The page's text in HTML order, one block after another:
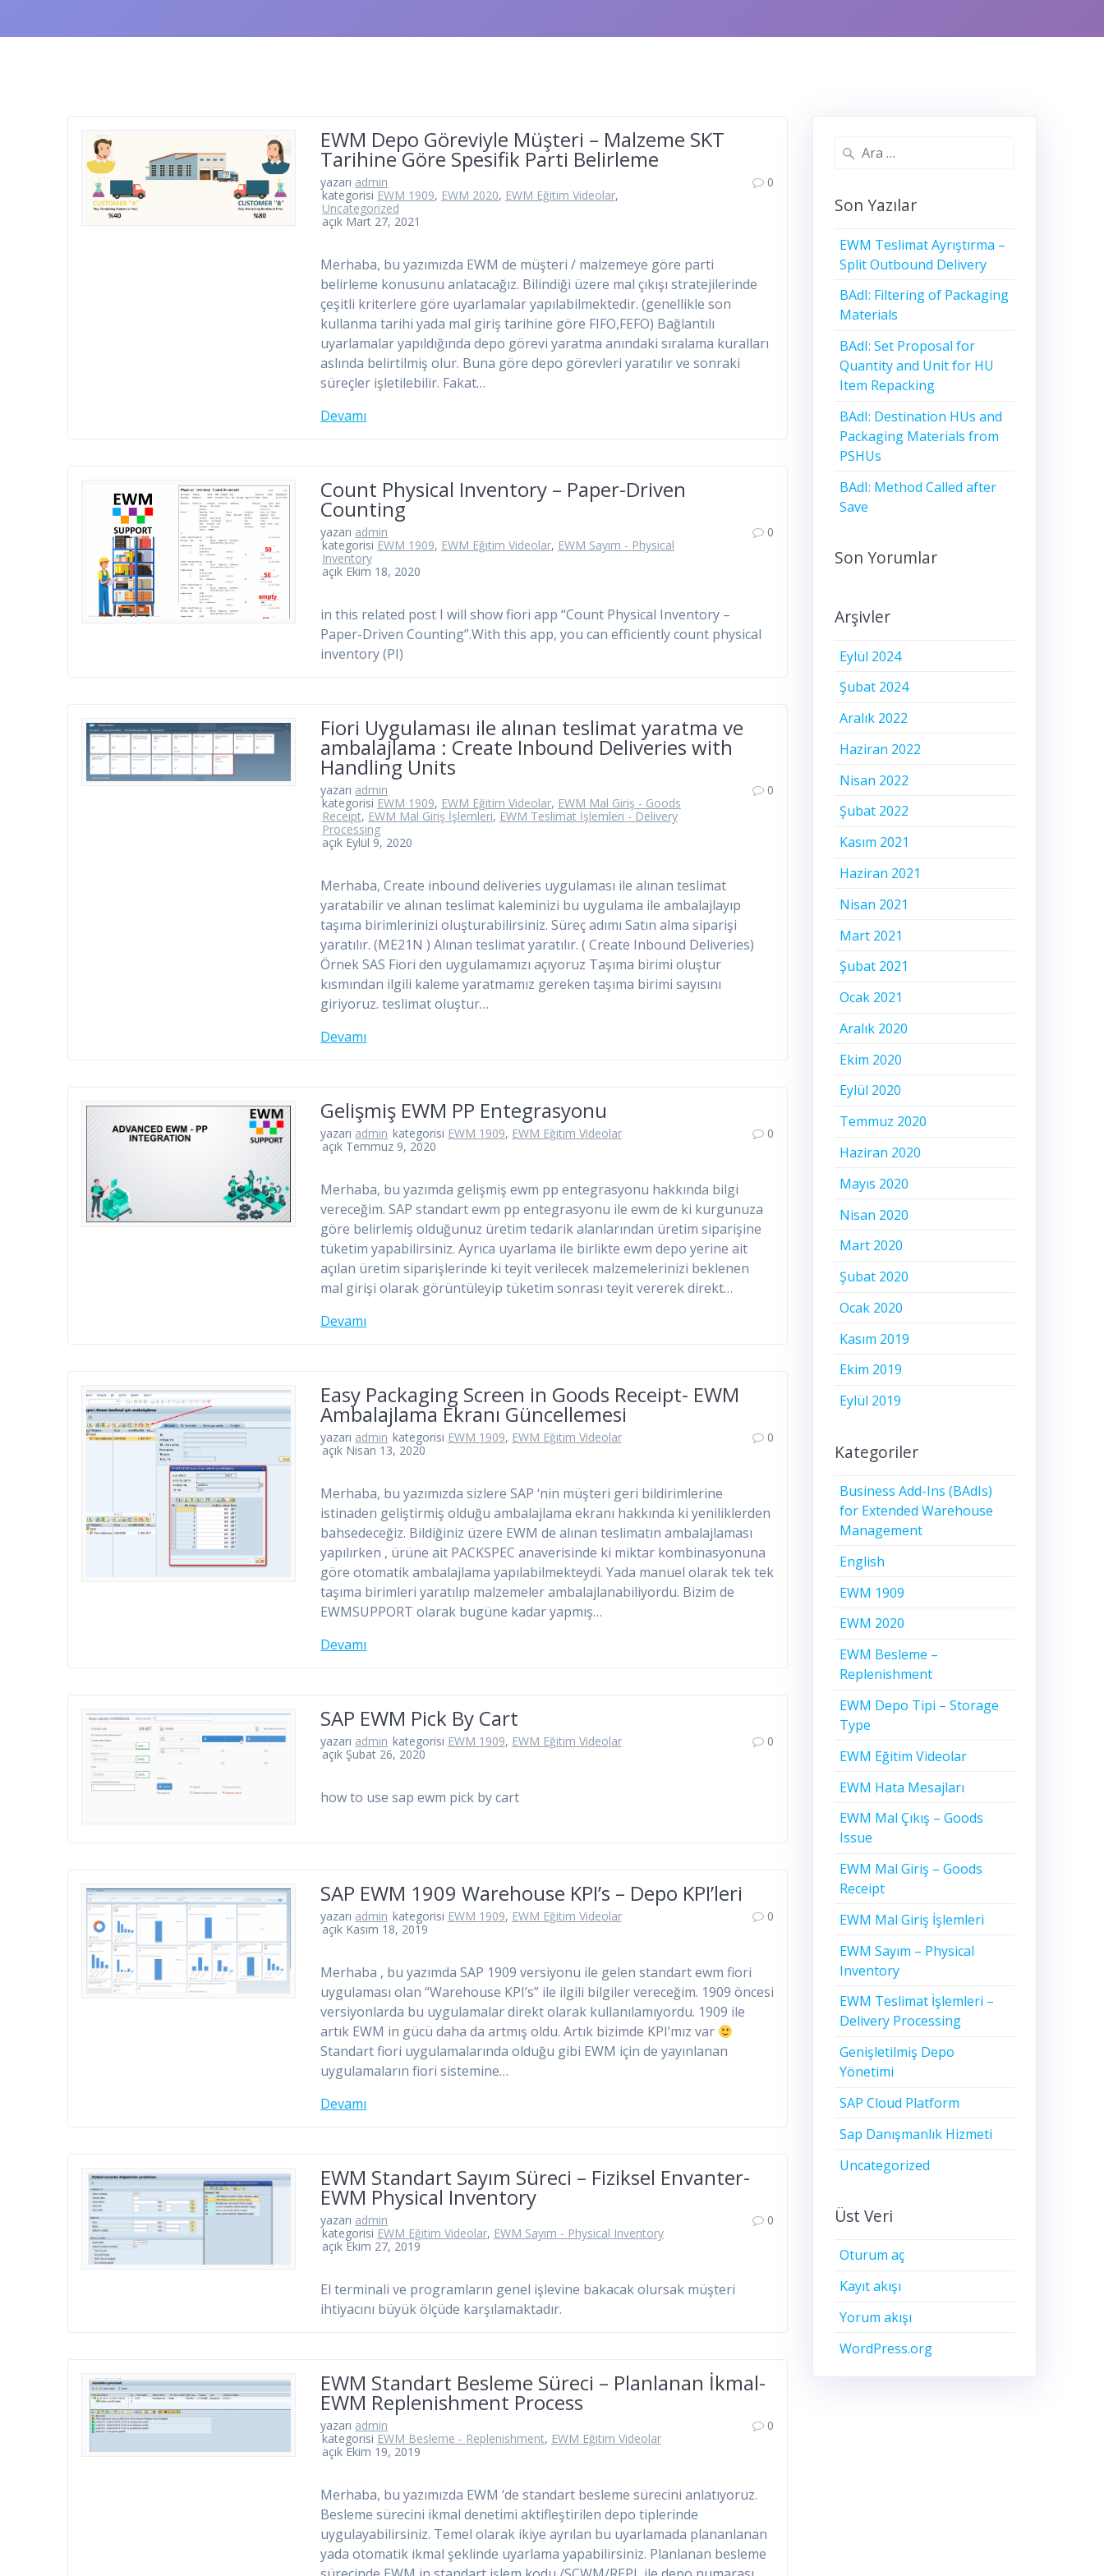
EWM Depo Göreviyle Müşteri – Malzeme SKT
Tarihine Göre Spesifik Parti Belirleme
yazarı admin
kategorisi EWM 1909, EWM 2020, EWM Eğitim Videolar,
Uncategorized
açık Mart 27, 2021
0
Merhaba, bu yazımızda EWM de müşteri / malzemeye göre parti
belirleme konusunu anlatacağız. Bilindiği üzere mal çıkışı stratejilerinde
çeşitli kriterlere göre uyarlamalar yapılabilmektedir. (genellikle son
kullanma tarihi yada mal giriş tarihine göre FIFO,FEFO) Bağlantılı
uyarlamalar yapıldığında depo görevi yaratma anındaki sıralama kuralları
aslında belirtilmiş olur. Buna göre depo görevleri yaratılır ve sonraki
süreçler işletilebilir. Fakat…
Devamı
Count Physical Inventory – Paper-Driven
Counting
yazarı admin
kategorisi EWM 1909, EWM Eğitim Videolar, EWM Sayım - Physical
Inventory
açık Ekim 18, 2020
0
in this related post I will show fiori app “Count Physical Inventory –
Paper-Driven Counting”.With this app, you can efficiently count physical
inventory (PI)
Fiori Uygulaması ile alınan teslimat yaratma ve
ambalajlama : Create Inbound Deliveries with
Handling Units
yazarı admin
kategorisi EWM 1909, EWM Eğitim Videolar, EWM Mal Giriş - Goods
Receipt, EWM Mal Giriş İşlemleri, EWM Teslimat İşlemleri - Delivery
Processing
açık Eylül 9, 2020
0
Merhaba, Create inbound deliveries uygulaması ile alınan teslimat
yaratabilir ve alınan teslimat kaleminizi bu uygulama ile ambalajlayıp
taşıma birimlerinizi oluşturabilirsiniz. Süreç adımı Satın alma siparişi
yaratılır. (ME21N ) Alınan teslimat yaratılır. ( Create Inbound Deliveries)
Örnek SAS Fiori den uygulamamızı açıyoruz Taşıma birimi oluştur
kısmından ilgili kaleme yaratmamız gereken taşıma birimi sayısını
giriyoruz. teslimat oluştur…
Devamı
Gelişmiş EWM PP Entegrasyonu
yazarı admin kategorisi EWM 1909, EWM Eğitim Videolar
açık Temmuz 9, 2020
0
Merhaba, bu yazımda gelişmiş ewm pp entegrasyonu hakkında bilgi
vereceğim. SAP standart ewm pp entegrasyonu ile ewm de ki kurgunuza
göre belirlemiş olduğunuz üretim tedarik alanlarından üretim siparişine
tüketim yapabilirsiniz. Ayrıca uyarlama ile birlikte ewm depo yerine ait
açılan üretim siparişlerinde ki teyit verilecek malzemelerinizi beklenen
mal girişi olarak görüntüleyip tüketim sonrası teyit vererek direkt…
Devamı
Easy Packaging Screen in Goods Receipt- EWM
Ambalajlama Ekranı Güncellemesi
yazarı admin kategorisi EWM 1909, EWM Eğitim Videolar
açık Nisan 13, 2020
0
Merhaba, bu yazımızda sizlere SAP ‘nin müşteri geri bildirimlerine
istinaden geliştirmiş olduğu ambalajlama ekranı hakkında ki yeniliklerden
bahsedeceğiz. Bildiğiniz üzere EWM de alınan teslimatın ambalajlaması
yapılırken , ürüne ait PACKSPEC anaverisinde ki miktar kombinasyonuna
göre otomatik ambalajlama yapılabilmekteydi. Yada manuel olarak tek tek
taşıma birimleri yaratılıp malzemeler ambalajlanabiliyordu. Bizim de
EWMSUPPORT olarak bugüne kadar yapmış…
Devamı
SAP EWM Pick By Cart
yazarı admin kategorisi EWM 1909, EWM Eğitim Videolar
açık Şubat 26, 2020
0
how to use sap ewm pick by cart
SAP EWM 1909 Warehouse KPI’s – Depo KPI’leri
yazarı admin kategorisi EWM 1909, EWM Eğitim Videolar
açık Kasım 18, 2019
0
Merhaba , bu yazımda SAP 1909 versiyonu ile gelen standart ewm fiori
uygulaması olan “Warehouse KPI’s” ile ilgili bilgiler vereceğim. 1909 öncesi
versiyonlarda bu uygulamalar direkt olarak kullanılamıyordu. 1909 ile
artık EWM in gücü daha da artmış oldu. Artık bizimde KPI’mız var
Standart fiori uygulamalarında olduğu gibi EWM için de yayınlanan
uygulamaların fiori sistemine…
Devamı
EWM Standart Sayım Süreci – Fiziksel Envanter-
EWM Physical Inventory
yazarı admin
kategorisi EWM Eğitim Videolar, EWM Sayım - Physical Inventory
açık Ekim 27, 2019
0
El terminali ve programların genel işlevine bakacak olursak müşteri
ihtiyacını büyük ölçüde karşılamaktadır.
EWM Standart Besleme Süreci – Planlanan İkmal-
EWM Replenishment Process
yazarı admin
kategorisi EWM Besleme - Replenishment, EWM Eğitim Videolar
açık Ekim 19, 2019
0
Merhaba, bu yazımızda EWM ‘de standart besleme sürecini anlatıyoruz.
Besleme sürecini ikmal denetimi aktifleştirilen depo tiplerinde
uygulayabilirsiniz. Temel olarak ikiye ayrılan bu uyarlamada plananlanan
yada otomatik ikmal şeklinde uyarlama yapabilirsiniz. Planlanan besleme
Arama:
Son Yazılar
EWM Teslimat Ayrıştırma –
Split Outbound Delivery
BAdI: Filtering of Packaging
Materials
BAdI: Set Proposal for
Quantity and Unit for HU
Item Repacking
BAdI: Destination HUs and
Packaging Materials from
PSHUs
BAdI: Method Called after
Save
Son Yorumlar
Arşivler
Eylül 2024
Şubat 2024
Aralık 2022
Haziran 2022
Nisan 2022
Şubat 2022
Kasım 2021
Haziran 2021
Nisan 2021
Mart 2021
Şubat 2021
Ocak 2021
Aralık 2020
Ekim 2020
Eylül 2020
Temmuz 2020
Haziran 2020
Mayıs 2020
Nisan 2020
Mart 2020
Şubat 2020
Ocak 2020
Kasım 2019
Ekim 2019
Eylül 2019
Kategoriler
Business Add-Ins (BAdIs)
for Extended Warehouse
Management
English
EWM 1909
EWM 2020
EWM Besleme –
Replenishment
EWM Depo Tipi – Storage
Type
EWM Eğitim Videolar
EWM Hata Mesajları
EWM Mal Çıkış – Goods
Issue
EWM Mal Giriş – Goods
Receipt
EWM Mal Giriş İşlemleri
EWM Sayım – Physical
Inventory
EWM Teslimat İşlemleri –
Delivery Processing
Genişletilmiş Depo
Yönetimi
SAP Cloud Platform
Sap Danışmanlık Hizmeti
Uncategorized
Üst Veri
Oturum aç
Kayıt akışı
Yorum akışı
WordPress.org